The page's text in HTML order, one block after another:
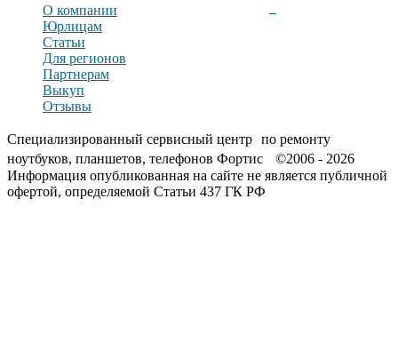
О компании
Юрлицам
Статьи
Для регионов
Партнерам
Выкуп
Отзывы
Специализированный сервисный центр по ремонту
ноутбуков, планшетов, телефонов Фортис ©2006 - 2026
Информация опубликованная на сайте не является публичной
офертой, определяемой Статьи 437 ГК РФ